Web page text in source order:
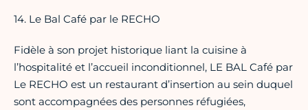
14. Le Bal Café par le RECHO
Fidèle à son projet historique liant la cuisine à
l’hospitalité et l’accueil inconditionnel, LE BAL Café par
Le RECHO est un restaurant d’insertion au sein duquel
sont accompagnées des personnes réfugiées,